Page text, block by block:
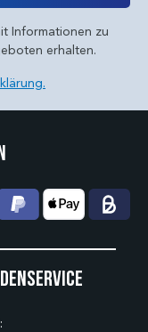
Informationen zu
erhalten.